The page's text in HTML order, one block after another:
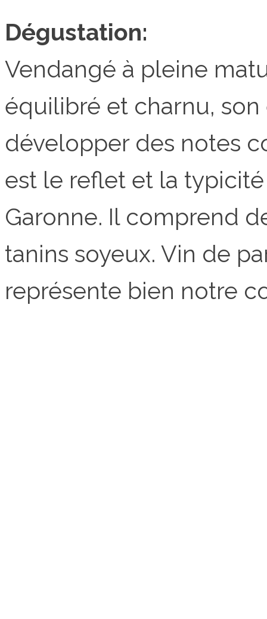
Dégustation:
Vendangé à pleine
équilibré et charnu,
développer des notes
est le reflet et la
Garonne. Il comprend
tanins soyeux. Vin de
représente bien notre